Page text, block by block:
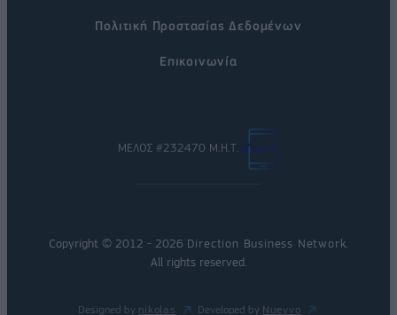
Πολιτική Προστασίας Δεδομένων
Επικοινωνία
ΜΕΛΟΣ #232470 Μ.Η.Τ.
Copyright © 2012 - 2026 Direction Business Network
All rights reserved.
Designed by nikolas Developed by Nuevvo